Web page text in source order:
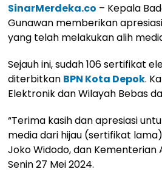
SinarMerdeka.co – Kepala
Gunawan memberikan
yang telah melakukan alih
Sejauh ini, sudah 106 sertifikat
diterbitkan BPN Kota Depok.
Elektronik dan Wilayah Bebas
“Terima kasih dan apresiasi
media dari hijau (sertifikat
Joko Widodo, dan Kementerian
Senin 27 Mei 2024.